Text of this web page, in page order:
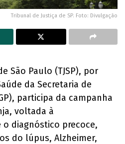
Tribunal de Justiça de SP. Foto: Divulgação
São Paulo (TJSP), por
da Secretaria de
participa da campanha
voltada à
o diagnóstico precoce,
do lúpus, Alzheimer,